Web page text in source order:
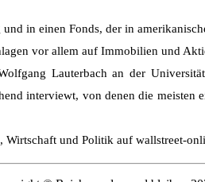
in einen Fonds, der in
vor allem auf Immobilien und
Lauterbach an der
interviewt, von denen die
Wirtschaft und Politik auf wallstreet-